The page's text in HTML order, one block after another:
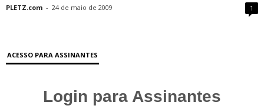
PLETZ.com - 24 de maio de 2009 1
ACESSO PARA ASSINANTES
Login para Assinantes